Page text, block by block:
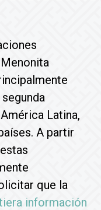
Latina,
A partir
que la
información